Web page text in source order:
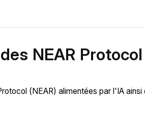
NEAR Protocol
(NEAR) alimentées par l'IA ainsi